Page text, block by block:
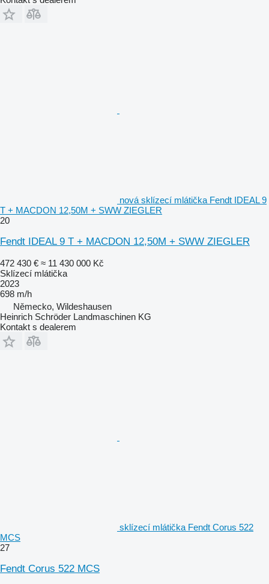
nová sklízecí mlátička Fendt IDEAL 9
T + MACDON 12,50M + SWW ZIEGLER
20
Fendt IDEAL 9 T + MACDON 12,50M + SWW ZIEGLER
472 430 € ≈ 11 430 000 Kč
Sklízecí mlátička
2023
698 m/h
Německo, Wildeshausen
Heinrich Schröder Landmaschinen KG
Kontakt s dealerem
sklízecí mlátička Fendt Corus 522
MCS
27
Fendt Corus 522 MCS